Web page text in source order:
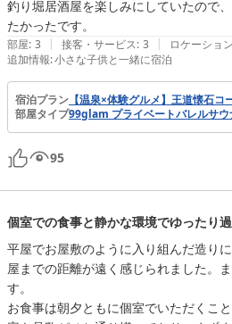
釣り堀居酒屋を楽しみにしていたので
部屋: 3 | 接客・サービス: 3 | ロケーション
追加情報:小さな子供と一緒に宿泊
宿泊プラン 【温泉×体験グルメ】王道懐石
部屋タイプ99glam プライベートバレルサ
95
個室での食事と静かな環境でゆったり
平屋でお屋敷のように入り組んだ造り
屋までの距離が遠く感じられました。
す。
お食事は朝夕ともに個室でいただくこ